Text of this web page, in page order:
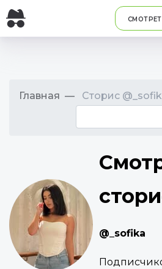
Главная Сторис
@_sofika